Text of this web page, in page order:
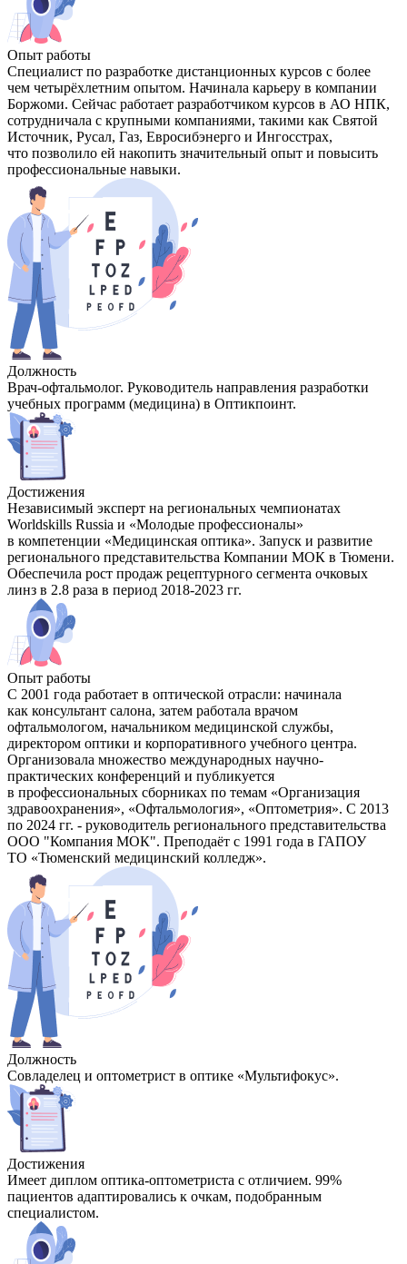
Опыт работы
Специалист по разработке дистанционных курсов с более
чем четырёхлетним опытом. Начинала карьеру в компании
Боржоми. Сейчас работает разработчиком курсов в АО НПК,
сотрудничала с крупными компаниями, такими как Святой
Источник, Русал, Газ, Евросибэнерго и Ингосстрах,
что позволило ей накопить значительный опыт и повысить
профессиональные навыки.
Должность
Врач-офтальмолог. Руководитель направления разработки
учебных программ (медицина) в Оптикпоинт.
Достижения
Независимый эксперт на региональных чемпионатах
Worldskills Russia и «Молодые профессионалы»
в компетенции «Медицинская оптика». Запуск и развитие
регионального представительства Компании МОК в Тюмени.
Обеспечила рост продаж рецептурного сегмента очковых
линз в 2.8 раза в период 2018-2023 гг.
Опыт работы
С 2001 года работает в оптической отрасли: начинала
как консультант салона, затем работала врачом
офтальмологом, начальником медицинской службы,
директором оптики и корпоративного учебного центра.
Организовала множество международных научно-
практических конференций и публикуется
в профессиональных сборниках по темам «Организация
здравоохранения», «Офтальмология», «Оптометрия». С 2013
по 2024 гг. - руководитель регионального представительства
ООО "Компания МОК". Преподаёт с 1991 года в ГАПОУ
ТО «Тюменский медицинский колледж».
Должность
Совладелец и оптометрист в оптике «Мультифокус».
Достижения
Имеет диплом оптика-оптометриста с отличием. 99%
пациентов адаптировались к очкам, подобранным
специалистом.